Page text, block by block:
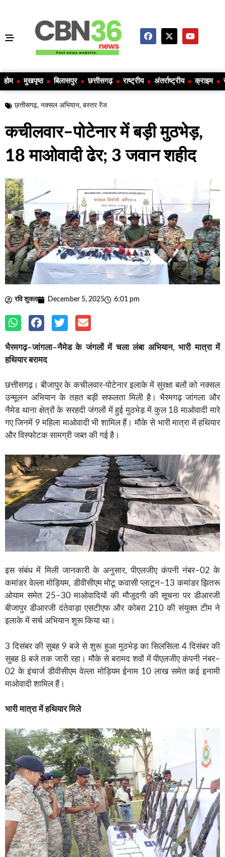
होम मुखपृष्ठ बिलासपुर छत्तीसगढ़ राष्ट्रीय अंतर्राष्ट्रीय क्राइम
छत्तीसगढ़, नक्सल अभियान, बस्तर रेंज
कचीलवार–पोटेनार में बड़ी मुठभेड़,
18 माओवादी ढेर; 3 जवान शहीद
रवि शुक्ला December 5, 2025 6:01 pm
भैरमगढ़–जांगला–नैमेड के जंगलों में चला लंबा अभियान, भारी मात्रा में
हथियार बरामद
छत्तीसगढ़। बीजापुर के कचीलवार-पोटेनार इलाके में सुरक्षा बलों को नक्सल
उन्मूलन अभियान के तहत बड़ी सफलता मिली है। भैरमगढ़ जांगला और
नैमेड थाना क्षेत्रों के सरहदी जंगलों में हुई मुठभेड़ में कुल 18 माओवादी मारे
गए जिनमें 9 महिला माओवादी भी शामिल हैं। मौके से भारी मात्रा में हथियार
और विस्फोटक सामग्री जब्त की गई है।
इस संबंध में मिली जानकारी के अनुसार, पीएलजीए कंपनी नंबर–02 के
कमांडर वेल्ला मोड़ियम, डीवीसीएम मोटू कवासी प्लाटून–13 कमांडर झितरू
ओयाम समेत 25–30 माओवादियों की मौजूदगी की सूचना पर डीआरजी
बीजापुर डीआरजी दंतेवाड़ा एसटीएफ और कोबरा 210 की संयुक्त टीम ने
इलाके में सर्च अभियान शुरू किया था।
3 दिसंबर की सुबह 9 बजे से शुरू हुआ मुठभेड़ का सिलसिला 4 दिसंबर की
सुबह 8 बजे तक जारी रहा। मौके से बरामद शवों में पीएलजीए कंपनी नंबर–
02 के इंचार्ज डीवीसीएम वेल्ला मोड़ियम ईनाम 10 लाख समेत कई इनामी
माओवादी शामिल हैं।
भारी मात्रा में हथियार मिले